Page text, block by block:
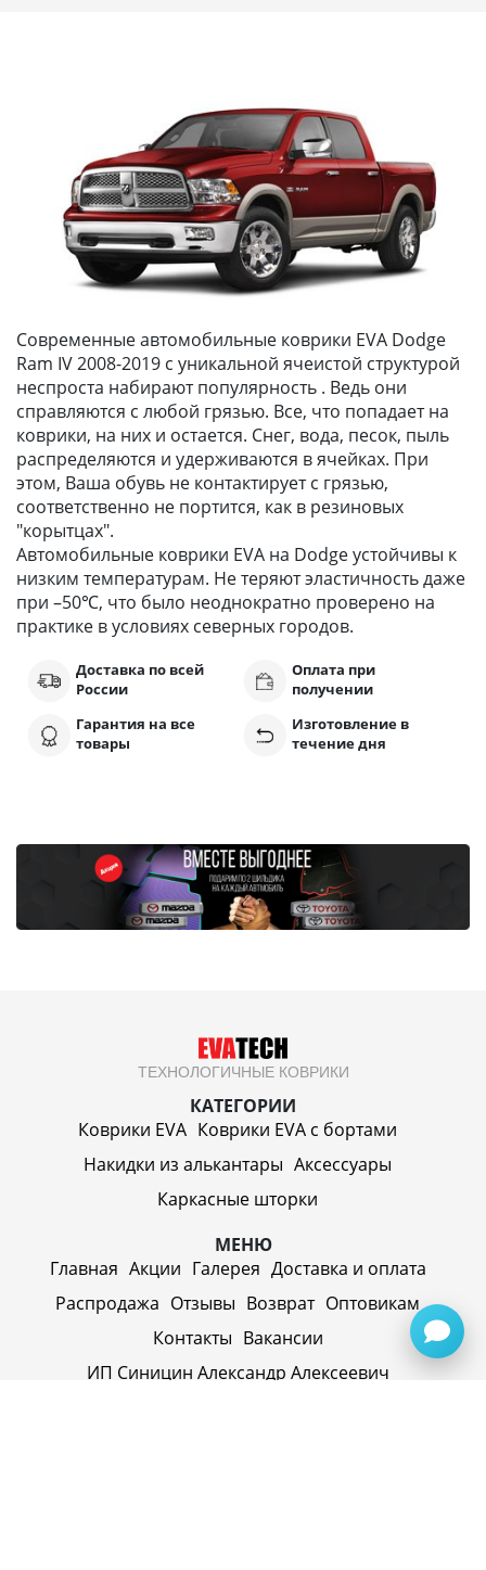
Современные автомобильные коврики EVA Dodge
Ram IV 2008-2019 с уникальной ячеистой структурой
неспроста набирают популярность . Ведь они
справляются с любой грязью. Все, что попадает на
коврики, на них и остается. Снег, вода, песок, пыль
распределяются и удерживаются в ячейках. При
этом, Ваша обувь не контактирует с грязью,
соответственно не портится, как в резиновых
"корытцах".
Автомобильные коврики EVA на Dodge устойчивы к
низким температурам. Не теряют эластичность даже
при –50℃, что было неоднократно проверено на
практике в условиях северных городов.
Доставка по всей
России
Оплата при
получении
Гарантия на все
товары
Изготовление в
течение дня
ТЕХНОЛОГИЧНЫЕ КОВРИКИ
КАТЕГОРИИ
Коврики EVA Коврики EVA c бортами
Накидки из алькантары Аксессуары
Каркасные шторки
МЕНЮ
Главная Акции Галерея Доставка и оплата
Распродажа Отзывы Возврат Оптовикам
Контакты Вакансии
ИП Синицин Александр Алексеевич